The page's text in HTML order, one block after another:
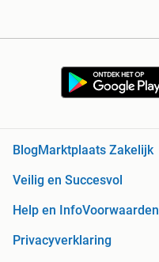
Blog Marktplaats Zakelijk
Veilig en Succesvol
Help en InfoVoorwaarden
Privacyverklaring